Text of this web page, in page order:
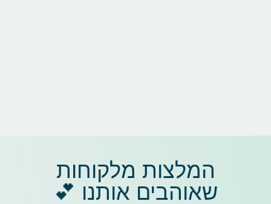
המלצות מלקוחות
שאוהבים אותנו 💕